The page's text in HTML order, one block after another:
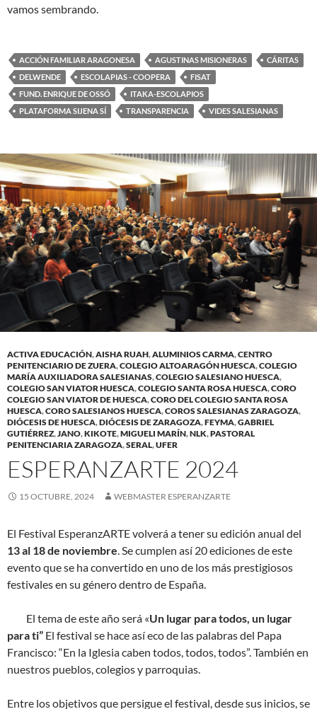
vamos sembrando.
ACCIÓN FAMILIAR ARAGONESA AGUSTINAS MISIONERAS
CÁRITAS
DELWENDE
ESCOLAPIAS - COOPERA
FISAT
FUND. ENRIQUE DE OSSÓ
ITAKA-ESCOLAPIOS
PLATAFORMA SIJENA SÍ
TRANSPARENCIA VIDES SALESIANAS
ACTIVA EDUCACIÓN,AISHA RUAH,ALUMINIOS CARMA,CENTRO
PENITENCIARIO DE ZUERA,COLEGIO ALTOARAGÓN HUESCA,COLEGIO
MARÍA AUXILIADORA SALESIANAS,COLEGIO SALESIANO HUESCA,
COLEGIO SAN VIATOR HUESCA,COLEGIO SANTA ROSA HUESCA,CORO
COLEGIO SAN VIATOR DE HUESCA,CORO DEL COLEGIO SANTA ROSA
HUESCA,CORO SALESIANOS HUESCA,COROS SALESIANAS ZARAGOZA,
DIÓCESIS DE HUESCA,DIÓCESIS DE ZARAGOZA,FEYMA,GABRIEL
GUTIÉRREZ,JANO,KIKOTE,MIGUELI MARÍN,NLK,PASTORAL
PENITENCIARIA ZARAGOZA,SERAL,UFER
ESPERANZARTE 2024
15 OCTUBRE, 2024 WEBMASTER ESPERANZARTE
El Festival EsperanzARTE volverá a tener su edición anual del
13 al 18 de noviembre. Se cumplen así 20 ediciones de este
evento que se ha convertido en uno de los más prestigiosos
festivales en su género dentro de España.
El tema de este año será «Un lugar para todos, un lugar
para ti” El festival se hace así eco de las palabras del Papa
Francisco: “En la Iglesia caben todos, todos, todos”. También en
nuestros pueblos, colegios y parroquias.
Entre los objetivos que persigue el festival, desde sus inicios, se